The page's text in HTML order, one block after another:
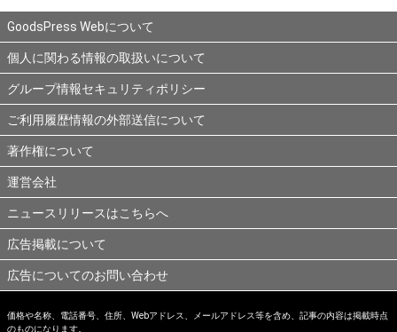
GoodsPress Webについて
個人に関わる情報の取扱いについて
グループ情報セキュリティポリシー
ご利用履歴情報の外部送信について
著作権について
運営会社
ニュースリリースはこちらへ
広告掲載について
広告についてのお問い合わせ
価格や名称、電話番号、住所、Webアドレス、メールアドレス等を含め、記事の内容は掲載時点
のものになります。